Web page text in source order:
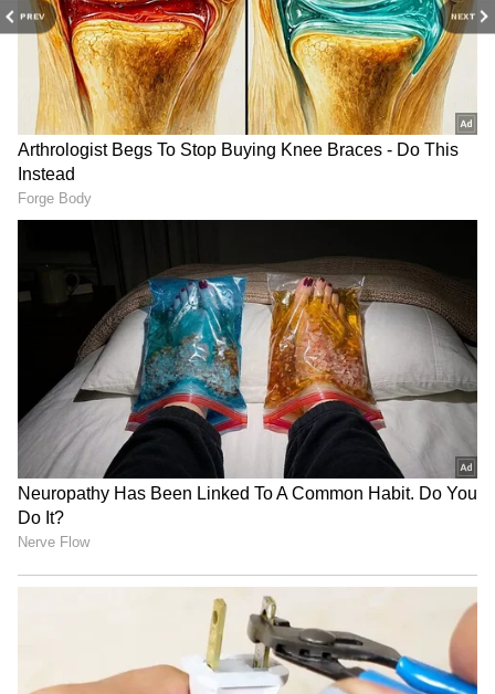
PREV NEXT
Related Articles
Gold in house: చట్టం ప్రకారం ఇంతకన్నా ఎక్కువ
బంగారం ఇంట్లో ఉండకూడదు, ఉంటే ఇబ్బందులే
Modi Gold: ఇదిగో మోడీ గోల్డ్ .. తులం బంగారం ధర